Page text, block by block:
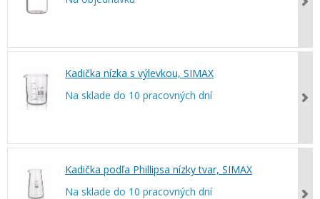
Kadička nízka s výlevkou, SIMAX
Na sklade do 10 pracovných dní
Kadička podľa Phillipsa nízky tvar, SIMAX
Na sklade do 10 pracovných dní